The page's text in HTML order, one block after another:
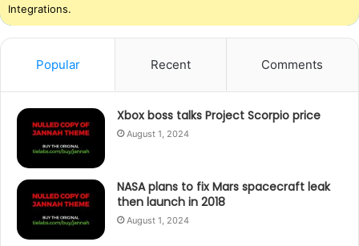
Integrations.
Popular Recent Comments
Xbox boss talks Project Scorpio price
August 1, 2024
NASA plans to fix Mars spacecraft leak
then launch in 2018
August 1, 2024